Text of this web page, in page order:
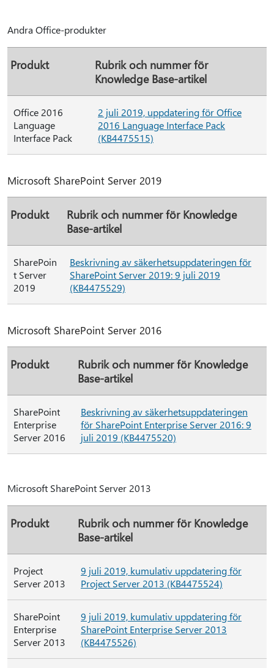
Andra Office-produkter
Produkt
Rubrik och nummer för
Knowledge Base-artikel
Office 2016
Language
Interface Pack
2 juli 2019, uppdatering för Office
2016 Language Interface Pack
(KB4475515)
Microsoft SharePoint Server 2019
Produkt
Rubrik och nummer för Knowledge
Base-artikel
SharePoin
t Server
2019
Beskrivning av säkerhetsuppdateringen för
SharePoint Server 2019: 9 juli 2019
(KB4475529)
Microsoft SharePoint Server 2016
Produkt
Rubrik och nummer för Knowledge
Base-artikel
SharePoint
Enterprise
Server 2016
Beskrivning av säkerhetsuppdateringen
för SharePoint Enterprise Server 2016: 9
juli 2019 (KB4475520)
Microsoft SharePoint Server 2013
Produkt
Rubrik och nummer för Knowledge
Base-artikel
Project
Server 2013
9 juli 2019, kumulativ uppdatering för
Project Server 2013 (KB4475524)
SharePoint
Enterprise
Server 2013
9 juli 2019, kumulativ uppdatering för
SharePoint Enterprise Server 2013
(KB4475526)